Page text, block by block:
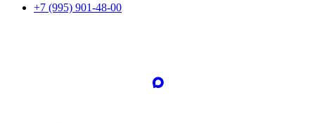
+7 (995) 901-48-00